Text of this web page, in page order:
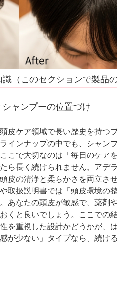
（このセクションで製品
ャンプーの位置づけ
皮ケア領域で長い歴史を持つ
インナップの中でも、シャン
こで大切なのは「毎日のケア
ら長く続けられません。アデ
皮の清浄と柔らかさを両立さ
取扱説明書では「頭皮環境の
あなたの頭皮が敏感で、薬剤
くと良いでしょう。ここでの
を重視した設計かどうかが、
が少ない」タイプなら、続け